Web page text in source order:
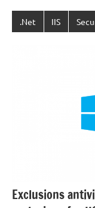
.Net IIS
Exclusions